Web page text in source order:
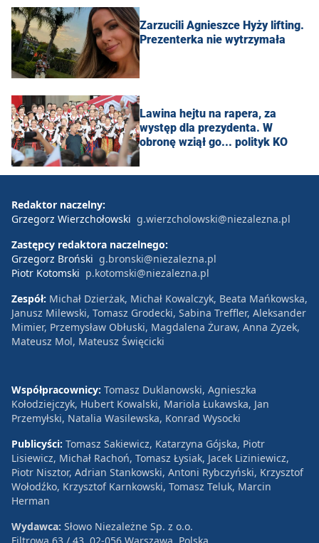
Zarzucili Agnieszce Hyży lifting.
Prezenterka nie wytrzymała
Lawina hejtu na rapera, za
występ dla prezydenta. W
obronę wziął go... polityk KO
Redaktor naczelny:
Grzegorz Wierzchołowski g.wierzcholowski@niezalezna.pl
Zastępcy redaktora naczelnego:
Grzegorz Broński g.bronski@niezalezna.pl
Piotr Kotomski p.kotomski@niezalezna.pl
Zespół: Michał Dzierżak, Michał Kowalczyk, Beata Mańkowska,
Janusz Milewski, Tomasz Grodecki, Sabina Treffler, Aleksander
Mimier, Przemysław Obłuski, Magdalena Żuraw, Anna Zyzek,
Mateusz Mol, Mateusz Święcicki
Współpracownicy: Tomasz Duklanowski, Agnieszka
Kołodziejczyk, Hubert Kowalski, Mariola Łukawska, Jan
Przemyłski, Natalia Wasilewska, Konrad Wysocki
Publicyści: Tomasz Sakiewicz, Katarzyna Gójska, Piotr
Lisiewicz, Michał Rachoń, Tomasz Łysiak, Jacek Liziniewicz,
Piotr Nisztor, Adrian Stankowski, Antoni Rybczyński, Krzysztof
Wołodźko, Krzysztof Karnkowski, Tomasz Teluk, Marcin
Herman
Wydawca: Słowo Niezależne Sp. z o.o.